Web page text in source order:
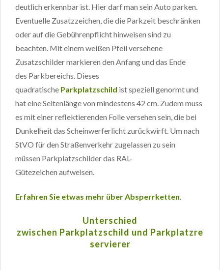
deutlich erkennbar ist. Hier darf man sein Auto parken.
Eventuelle Zusatzzeichen, die die Parkzeit beschränken
oder auf die Gebührenpflicht hinweisen sind zu
beachten. Mit einem weißen Pfeil versehene
Zusatzschilder markieren den Anfang und das Ende
des Parkbereichs. Dieses
quadratische Parkplatzschild ist speziell genormt und
hat eine Seitenlänge von mindestens 42 cm. Zudem muss
es mit einer reflektierenden Folie versehen sein, die bei
Dunkelheit das Scheinwerferlicht zurückwirft. Um nach
StVO für den Straßenverkehr zugelassen zu sein
müssen Parkplatzschilder das RAL-
Gütezeichen aufweisen.
Erfahren Sie etwas mehr über Absperrketten.
Unterschied
zwischen Parkplatzschild und Parkplatzre
servierer